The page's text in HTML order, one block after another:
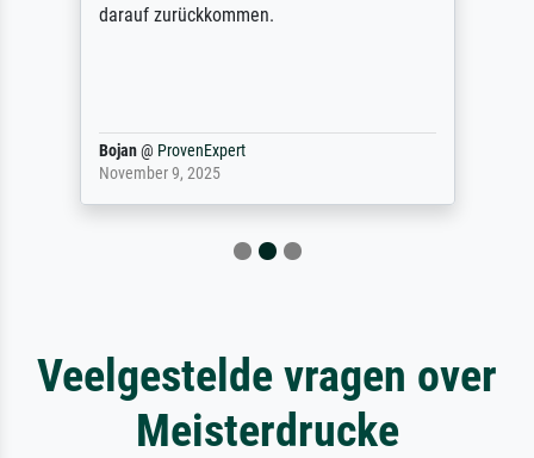
darauf zurückkommen.
Bojan@ ProvenExpert
November 9, 2025
Veelgestelde vragen over
Meisterdrucke